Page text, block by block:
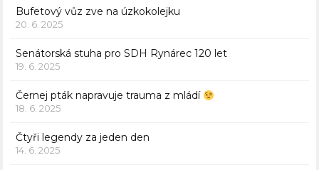
Bufetový vůz zve na úzkokolejku
20. 6. 2025
Senátorská stuha pro SDH Rynárec 120 let
19. 6. 2025
Černej pták napravuje trauma z mládí
18. 6. 2025
Čtyři legendy za jeden den
14. 6. 2025